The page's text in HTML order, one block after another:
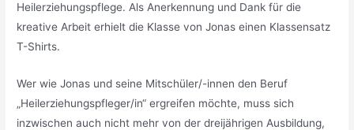
Heilerziehungspflege. Als Anerkennung und Dank für die
kreative Arbeit erhielt die Klasse von Jonas einen Klassensatz
T-Shirts.
Wer wie Jonas und seine Mitschüler/-innen den Beruf
„Heilerziehungspfleger/in“ ergreifen möchte, muss sich
inzwischen auch nicht mehr von der dreijährigen Ausbildung,